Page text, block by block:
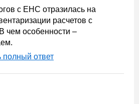
с ЕНС отразилась на
расчетов с
чем особенности –
полный ответ